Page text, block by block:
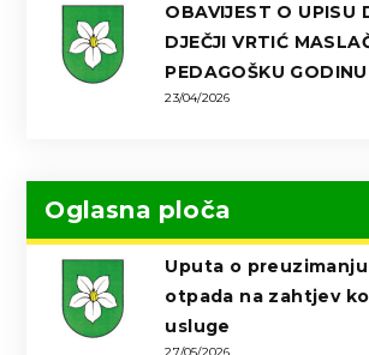
OBAVIJEST O UPISU
DJEČJI VRTIĆ
PEDAGOŠKU
23/04/2026
Oglasna ploča
Uputa o
otpada na zahtjev
usluge
27/05/2026